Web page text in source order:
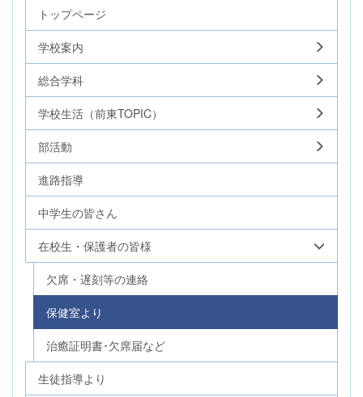
トップページ
学校案内
総合学科
学校生活（前東TOPIC）
部活動
進路指導
中学生の皆さん
在校生・保護者の皆様
欠席・遅刻等の連絡
保健室より
治癒証明書･欠席届など
生徒指導より